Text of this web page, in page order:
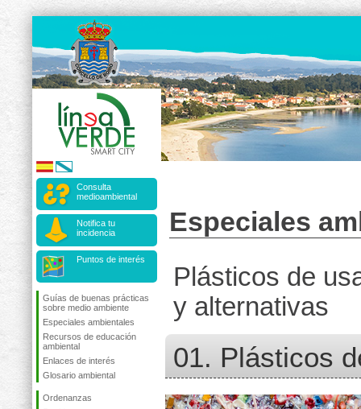
Consulta
medioambiental
Notifica tu
incidencia
Puntos de interés
Guías de buenas prácticas
sobre medio ambiente
Especiales ambientales
Recursos de educación
ambiental
Enlaces de interés
Glosario ambiental
Ordenanzas
Especiales
Plásticos de
y alternativas
01. Plásticos